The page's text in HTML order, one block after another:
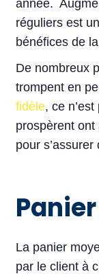
année.
réguliers est
bénéfices de
De nombreux
trompent en
fidèle, ce
prospèrent
pour
La panier
par le client à